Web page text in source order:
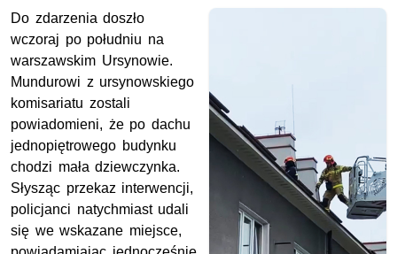
Do zdarzenia doszło
wczoraj po południu na
warszawskim Ursynowie.
Mundurowi z ursynowskiego
komisariatu zostali
powiadomieni, że po dachu
jednopiętrowego budynku
chodzi mała dziewczynka.
Słysząc przekaz interwencji,
policjanci natychmiast udali
się we wskazane miejsce,